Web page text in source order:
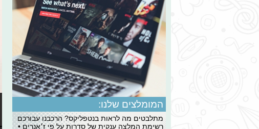
המומלצים שלנו:
מתלבטים מה לראות בנטפליקס? הרכבנו עבורכם
רשימת המלצה ענקית של סדרות על פי ז׳אנרים •